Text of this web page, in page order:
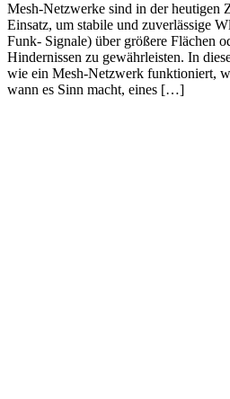
Mesh-Netzwerke sind in der heutigen
Einsatz, um stabile und zuverlässige
Funk- Signale) über größere Flächen
Hindernissen zu gewährleisten. In
wie ein Mesh-Netzwerk funktioniert,
wann es Sinn macht, eines […]